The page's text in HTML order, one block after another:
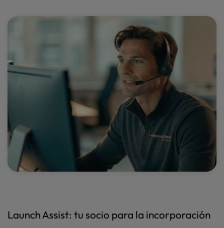
Launch Assist: tu socio para la incorporación